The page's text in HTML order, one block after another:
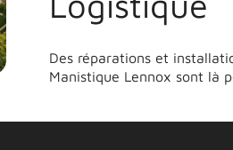
Des réparations et
Manistique Lennox sont là